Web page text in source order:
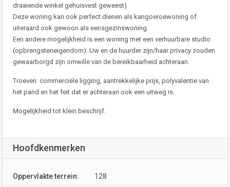
draaiende winkel gehuisvest geweest)
Deze woning kan ook perfect dienen als kangoeroewoning of
uiteraard ook gewoon als eensgezinswoning.
Een andere mogelijkheid is een woning met een verhuurbare studio
(opbrengsteneigendom). Uw en de huurder zijn/haar privacy zouden
gewaarborgd zijn omwille van de bereikbaarheid achteraan.
Troeven: commerciële ligging, aantrekkelijke prijs, polyvalentie van
het pand en het feit dat er achteraan ook een uitweg is.
Mogelijkheid tot klein beschrijf.
Hoofdkenmerken
Oppervlakte terrein: 128